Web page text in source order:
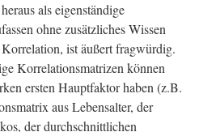
als eigenständige
ohne zusätzliches Wissen
ist äußert fragwürdig.
Korrelationsmatrizen können
ersten Hauptfaktor haben (z.B.
aus Lebensalter, der
der durchschnittlichen